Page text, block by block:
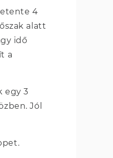
4
alatt
idő
a
egy 3
Jól